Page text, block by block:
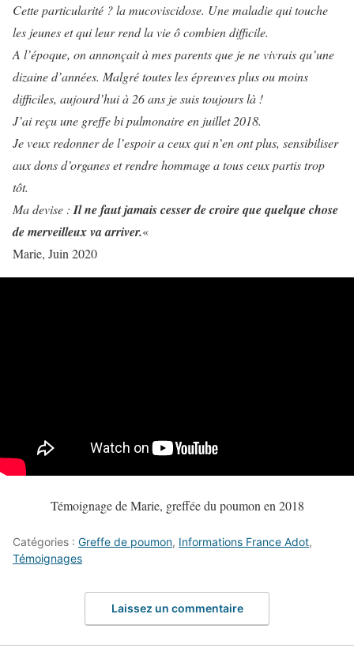
Cette particularité ? la mucoviscidose. Une maladie qui touche
les jeunes et qui leur rend la vie ô combien difficile.
A l’époque, on annonçait à mes parents que je ne vivrais qu’une
dizaine d’années. Malgré toutes les épreuves plus ou moins
difficiles, aujourd’hui à 26 ans je suis toujours là !
J’ai reçu une greffe bi pulmonaire en juillet 2018.
Je veux redonner de l’espoir a ceux qui n’en ont plus, sensibiliser
aux dons d’organes et rendre hommage a tous ceux partis trop
tôt.
Ma devise : Il ne faut jamais cesser de croire que quelque chose
de merveilleux va arriver.«
Marie, Juin 2020
Témoignage de Marie, greffée du poumon en 2018
Catégories : Greffe de poumon, Informations France Adot,
Témoignages
Laissez un commentaire